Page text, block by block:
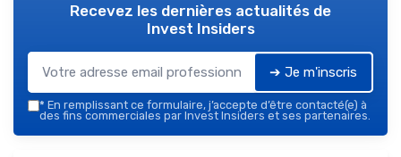
Recevez les dernières actualités de
Invest Insiders
➔ Je m'inscris
* En remplissant ce formulaire, j’accepte d’être contacté(e) à
des fins commerciales par Invest Insiders et ses partenaires.